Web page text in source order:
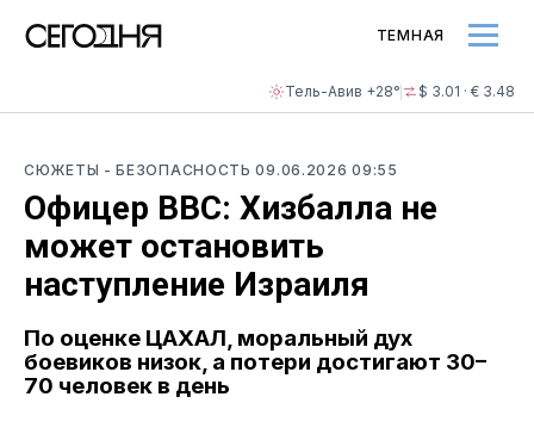
Тель-Авив +28° $ 3.01 · € 3.48
ТЕМНАЯ
СЮЖЕТЫ - БЕЗОПАСНОСТЬ09.06.2026 09:55
Офицер ВВС: Хизбалла не
может остановить
наступление Израиля
По оценке ЦАХАЛ, моральный дух
боевиков низок, а потери достигают 30–
70 человек в день